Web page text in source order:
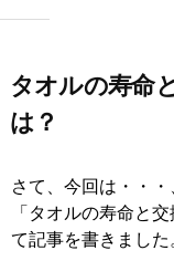
タオルの寿命
は？
さて、今回は・・・
「タオルの寿命と
て記事を書きました